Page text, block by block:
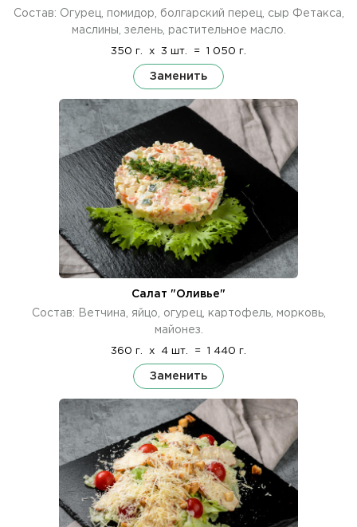
Состав: Огурец, помидор, болгарский перец, сыр Фетакса,
маслины, зелень, растительное масло.
350 г. x 3 шт. = 1 050 г.
Заменить
Салат "Оливье"
Состав: Ветчина, яйцо, огурец, картофель, морковь,
майонез.
360 г. x 4 шт. = 1 440 г.
Заменить